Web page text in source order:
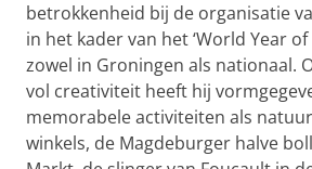
betrokkenheid bij de organisatie
in het kader van het ‘World Year of
zowel in Groningen als nationaal.
vol creativiteit heeft hij
memorabele activiteiten als
winkels, de Magdeburger halve